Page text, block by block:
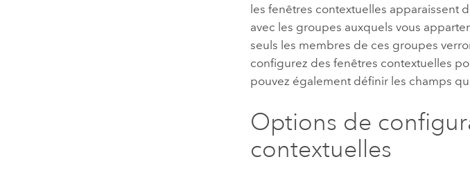
les fenêtres contextuelles apparaissent
avec les groupes auxquels vous
seuls les membres de ces groupes
configurez des fenêtres contextuelles
pouvez également définir les champs
Options de
contextuelles